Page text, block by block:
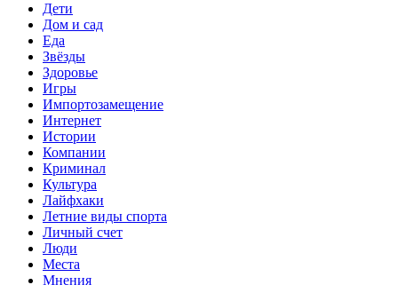
Дети
Дом и сад
Еда
Звёзды
Здоровье
Игры
Импортозамещение
Интернет
Истории
Компании
Криминал
Культура
Лайфхаки
Летние виды спорта
Личный счет
Люди
Места
Мнения